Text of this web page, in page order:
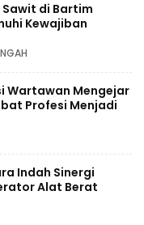
di Bartim
Kewajiban
Wartawan Mengejar
Profesi Menjadi
Indah Sinergi
Alat Berat